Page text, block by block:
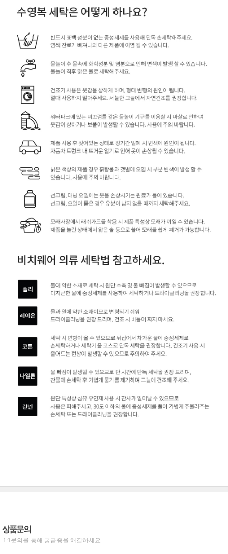
상품문의
1:1문의를 통해 궁금증을 해결하세요.